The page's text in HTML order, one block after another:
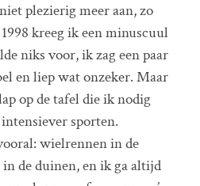
plezierig meer aan, zo
kreeg ik een minuscuul
niks voor, ik zag een paar
en liep wat onzeker. Maar
op de tafel die ik nodig
sporten.
wielrennen in de
in de duinen, en ik ga altijd